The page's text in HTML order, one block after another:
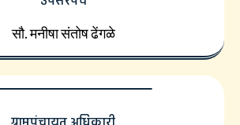
सौ. मनीषा संतोष ढेंगळे